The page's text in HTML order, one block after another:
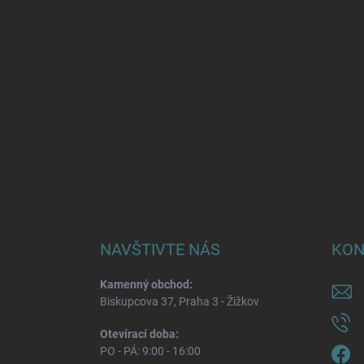
NAVŠTIVTE NÁS
Kamenný obchod:
Biskupcova 37, Praha 3 - Žižkov
Otevírací doba:
PO - PÁ: 9:00 - 16:00